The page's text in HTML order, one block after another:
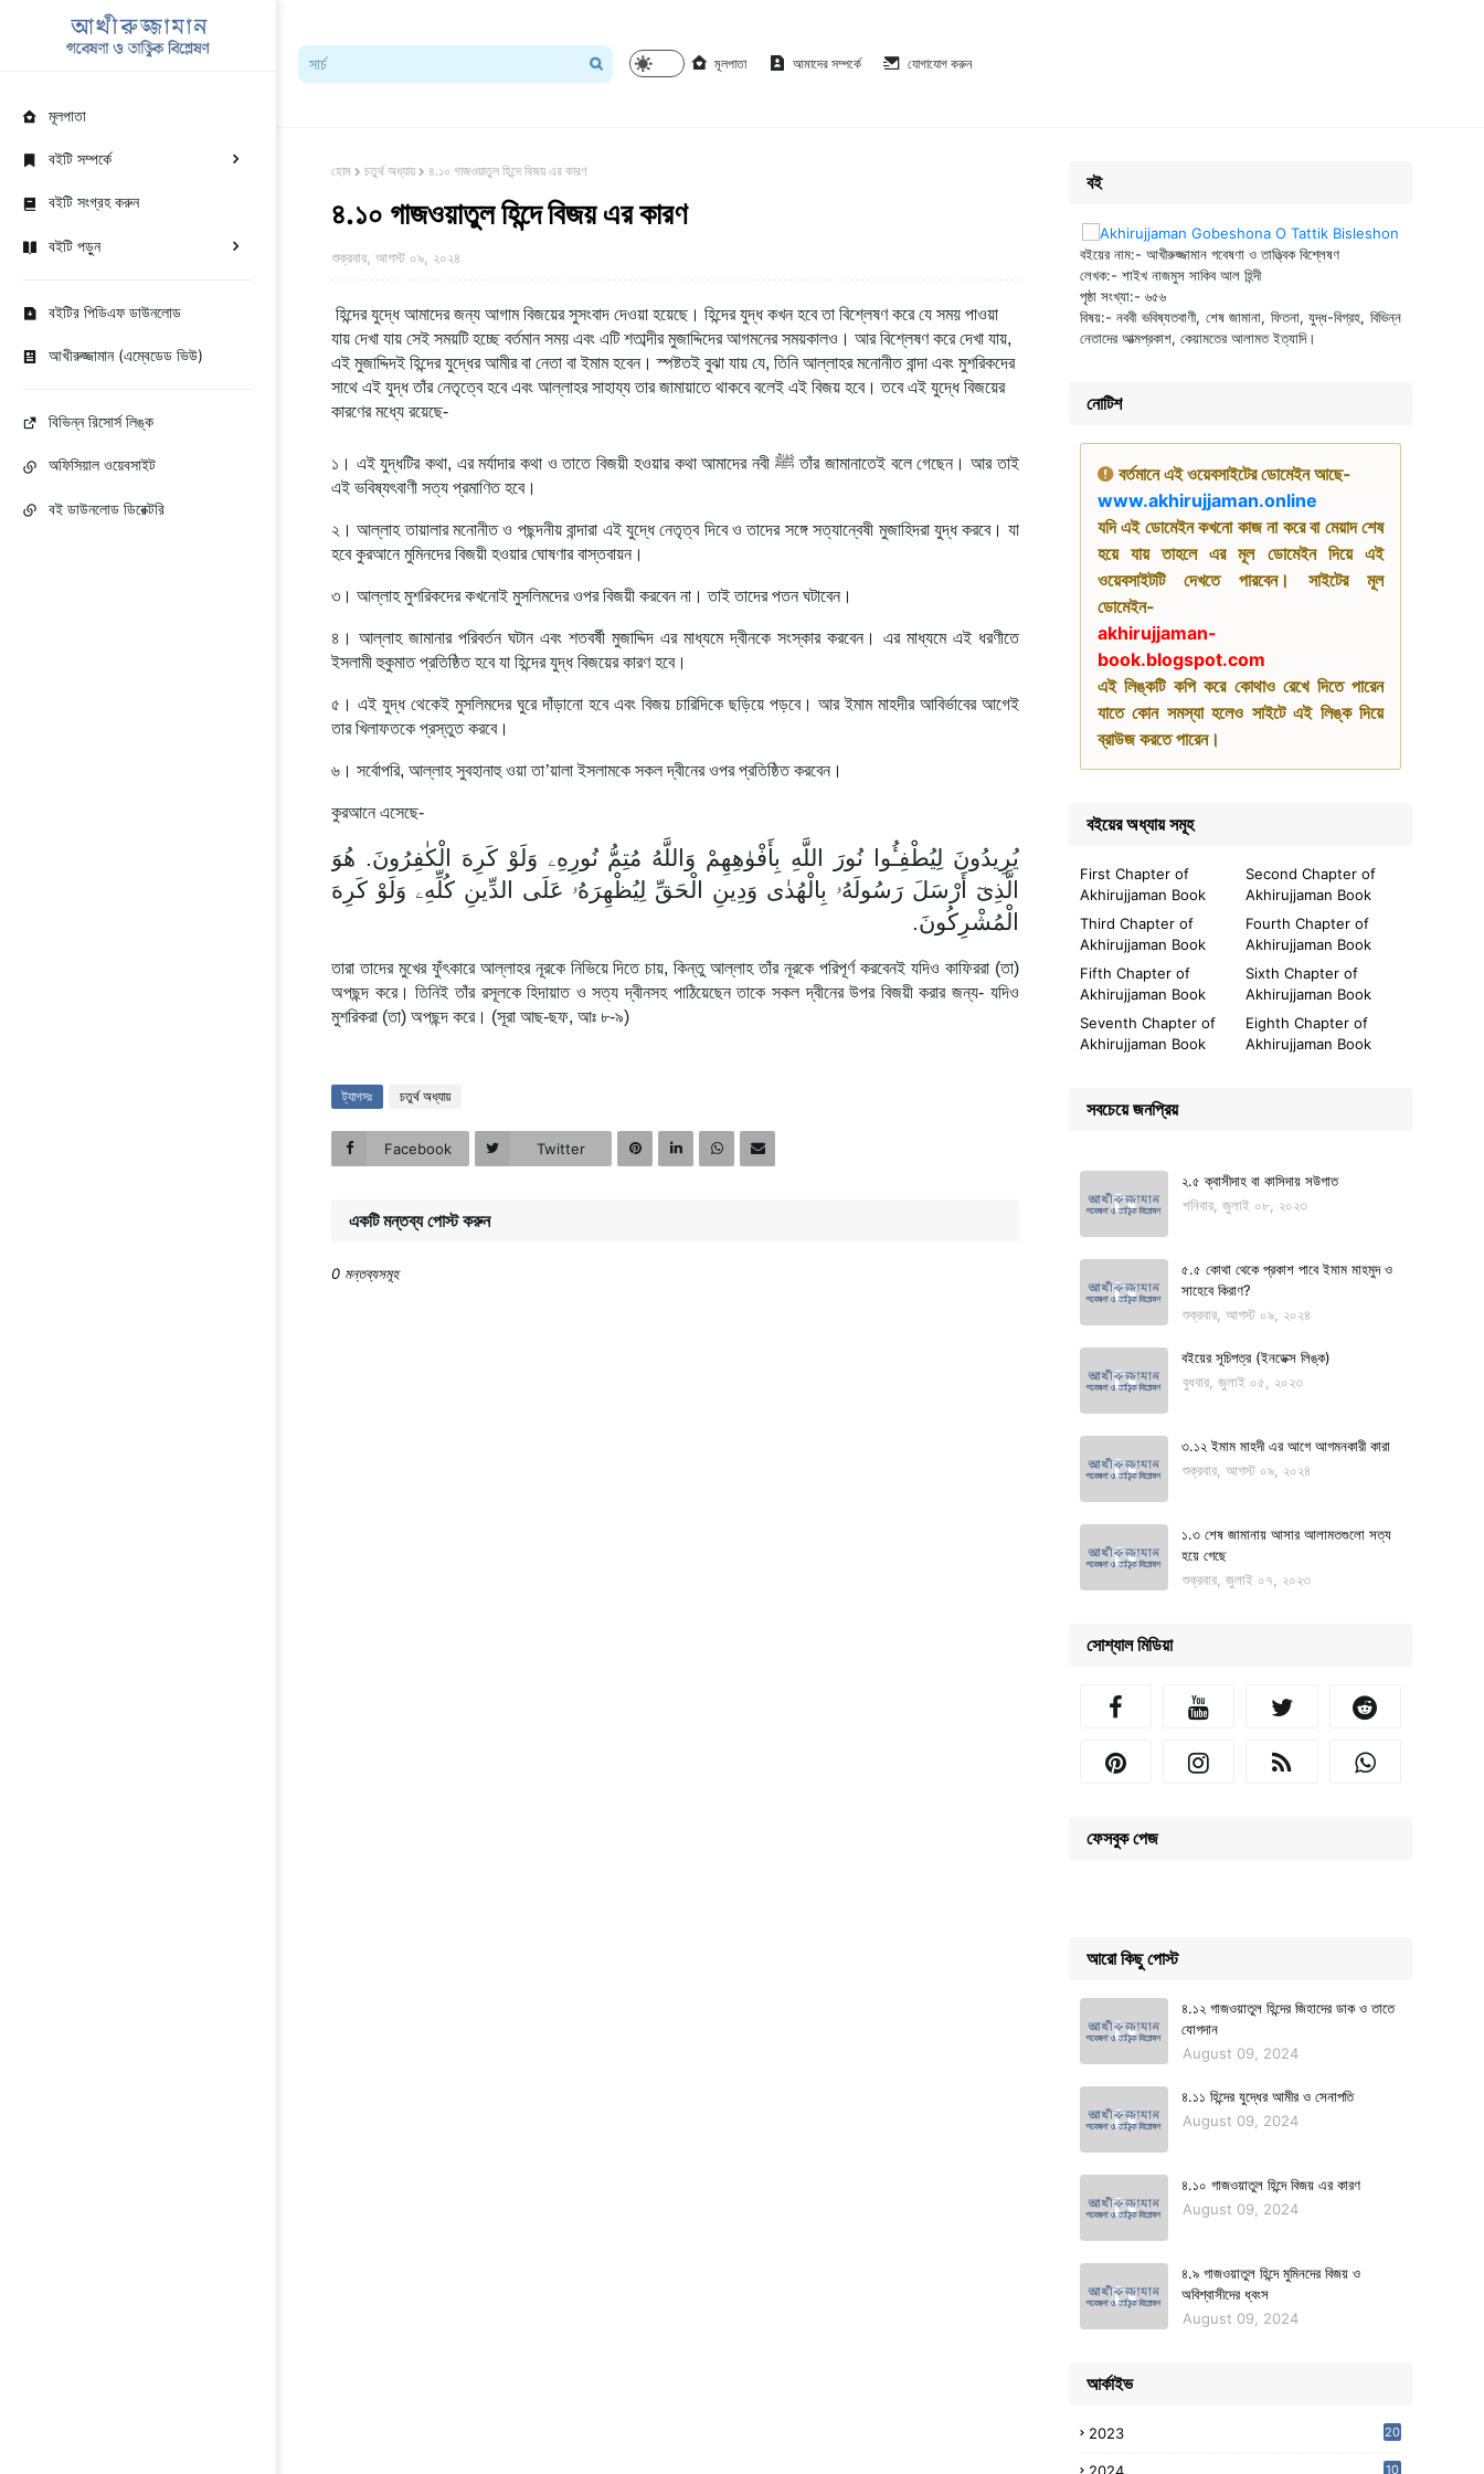
মূলপাতা
বইটি সম্পর্কে
বইটি সংগ্রহ করুন
বইটি পড়ুন
বইটির পিডিএফ ডাউনলোড
আখীরুজ্জামান (এম্বেডেড ভিউ)
বিভিন্ন রিসোর্স লিঙ্ক
অফিসিয়াল ওয়েবসাইট
বই ডাউনলোড ডিরেক্টরি
মূলপাতা আমাদের সম্পর্কে যোগাযোগ করুন
হোম চতুর্থ অধ্যায় ৪.১০ গাজওয়াতুল হিন্দে বিজয় এর কারণ
৪.১০ গাজওয়াতুল হিন্দে বিজয় এর কারণ
শুক্রবার, আগস্ট ০৯, ২০২৪
হিন্দের যুদ্ধে আমাদের জন্য আগাম বিজয়ের সুসংবাদ দেওয়া হয়েছে। হিন্দের যুদ্ধ কখন হবে তা বিশ্লেষণ করে যে সময় পাওয়া
যায় দেখা যায় সেই সময়টি হচ্ছে বর্তমান সময় এবং এটি শতাব্দীর মুজাদ্দিদের আগমনের সময়কালও। আর বিশ্লেষণ করে দেখা যায়,
এই মুজাদ্দিদই হিন্দের যুদ্ধের আমীর বা নেতা বা ইমাম হবেন। স্পষ্টতই বুঝা যায় যে, তিনি আল্লাহর মনোনীত বান্দা এবং মুশরিকদের
সাথে এই যুদ্ধ তাঁর নেতৃত্বে হবে এবং আল্লাহর সাহায্য তার জামায়াতে থাকবে বলেই এই বিজয় হবে। তবে এই যুদ্ধে বিজয়ের
কারণের মধ্যে রয়েছে-
১। এই যুদ্ধটির কথা, এর মর্যাদার কথা ও তাতে বিজয়ী হওয়ার কথা আমাদের নবী ﷺ তাঁর জামানাতেই বলে গেছেন। আর তাই
এই ভবিষ্যৎবাণী সত্য প্রমাণিত হবে।
২। আল্লাহ তায়ালার মনোনীত ও পছন্দনীয় বান্দারা এই যুদ্ধে নেতৃত্ব দিবে ও তাদের সঙ্গে সত্যান্বেষী মুজাহিদরা যুদ্ধ করবে। যা
হবে কুরআনে মুমিনদের বিজয়ী হওয়ার ঘোষণার বাস্তবায়ন।
৩। আল্লাহ মুশরিকদের কখনোই মুসলিমদের ওপর বিজয়ী করবেন না। তাই তাদের পতন ঘটাবেন।
৪। আল্লাহ জামানার পরিবর্তন ঘটান এবং শতবর্ষী মুজাদ্দিদ এর মাধ্যমে দ্বীনকে সংস্কার করবেন। এর মাধ্যমে এই ধরণীতে
ইসলামী হুকুমাত প্রতিষ্ঠিত হবে যা হিন্দের যুদ্ধ বিজয়ের কারণ হবে।
৫। এই যুদ্ধ থেকেই মুসলিমদের ঘুরে দাঁড়ানো হবে এবং বিজয় চারিদিকে ছড়িয়ে পড়বে। আর ইমাম মাহদীর আবির্ভাবের আগেই
তার খিলাফতকে প্রস্তুত করবে।
৬। সর্বোপরি, আল্লাহ সুবহানাহু ওয়া তা’য়ালা ইসলামকে সকল দ্বীনের ওপর প্রতিষ্ঠিত করবেন।
কুরআনে এসেছে-
يُرِيدُونَ لِيُطْفِـُٔوا نُورَ اللَّهِ بِأَفْوٰهِهِمْ وَاللَّهُ مُتِمُّ نُورِهِۦ وَلَوْ كَرِهَ الْكٰفِرُونَ. هُوَ
الَّذِىٓ أَرْسَلَ رَسُولَهُۥ بِالْهُدٰى وَدِينِ الْحَقِّ لِيُظْهِرَهُۥ عَلَى الدِّينِ كُلِّهِۦ وَلَوْ كَرِهَ
الْمُشْرِكُونَ.
তারা তাদের মুখের ফুঁৎকারে আল্লাহর নূরকে নিভিয়ে দিতে চায়, কিন্তু আল্লাহ তাঁর নূরকে পরিপূর্ণ করবেনই যদিও কাফিররা (তা)
অপছন্দ করে। তিনিই তাঁর রসূলকে হিদায়াত ও সত্য দ্বীনসহ পাঠিয়েছেন তাকে সকল দ্বীনের উপর বিজয়ী করার জন্য- যদিও
মুশরিকরা (তা) অপছন্দ করে। (সূরা আছ-ছফ, আঃ ৮-৯)
ট্যাগসঃ চতুর্থ অধ্যায়
Facebook Twitter
একটি মন্তব্য পোস্ট করুন
0 মন্তব্যসমূহ
বই
বইয়ের নাম:- আখীরুজ্জামান গবেষণা ও তাত্ত্বিক বিশ্লেষণ
লেখক:- শাইখ নাজমুস সাকিব আল হিন্দী
পৃষ্ঠা সংখ্যা:- ৬৫৬
বিষয়:- নববী ভবিষ্যতবাণী, শেষ জামানা, ফিতনা, যুদ্ধ-বিগ্রহ, বিভিন্ন
নেতাদের আত্মপ্রকাশ, কেয়ামতের আলামত ইত্যাদি।
নোটিশ
বর্তমানে এই ওয়েবসাইটের ডোমেইন আছে-
www.akhirujjaman.online
যদি এই ডোমেইন কখনো কাজ না করে বা মেয়াদ শেষ
হয়ে যায় তাহলে এর মূল ডোমেইন দিয়ে এই
ওয়েবসাইটটি দেখতে পারবেন। সাইটের মূল
ডোমেইন-
akhirujjaman-
book.blogspot.com
এই লিঙ্কটি কপি করে কোথাও রেখে দিতে পারেন
যাতে কোন সমস্যা হলেও সাইটে এই লিঙ্ক দিয়ে
ব্রাউজ করতে পারেন।
বইয়ের অধ্যায় সমূহ
First Chapter of
Akhirujjaman Book
Second Chapter of
Akhirujjaman Book
Third Chapter of
Akhirujjaman Book
Fourth Chapter of
Akhirujjaman Book
Fifth Chapter of
Akhirujjaman Book
Sixth Chapter of
Akhirujjaman Book
Seventh Chapter of
Akhirujjaman Book
Eighth Chapter of
Akhirujjaman Book
সবচেয়ে জনপ্রিয়
২.৫ ক্বাসীদাহ বা কাসিদায় সউগাত
শনিবার, জুলাই ০৮, ২০২৩
৫.৫ কোথা থেকে প্রকাশ পাবে ইমাম মাহমুদ ও
সাহেবে কিরাণ?
শুক্রবার, আগস্ট ০৯, ২০২৪
বইয়ের সূচিপত্র (ইনডেক্স লিঙ্ক)
বুধবার, জুলাই ০৫, ২০২৩
৩.১২ ইমাম মাহদী এর আগে আগমনকারী কারা
শুক্রবার, আগস্ট ০৯, ২০২৪
১.৩ শেষ জামানায় আসার আলামতগুলো সত্য
হয়ে গেছে
শুক্রবার, জুলাই ০৭, ২০২৩
সোশ্যাল মিডিয়া
ফেসবুক পেজ
আরো কিছু পোস্ট
৪.১২ গাজওয়াতুল হিন্দের জিহাদের ডাক ও তাতে
যোগদান
August 09, 2024
৪.১১ হিন্দের যুদ্ধের আমীর ও সেনাপতি
August 09, 2024
৪.১০ গাজওয়াতুল হিন্দে বিজয় এর কারণ
August 09, 2024
৪.৯ গাজওয়াতুল হিন্দে মুমিনদের বিজয় ও
অবিশ্বাসীদের ধ্বংস
August 09, 2024
আর্কাইভ
2023 20
10